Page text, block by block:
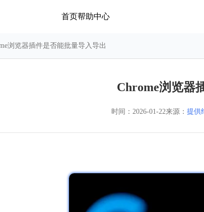
首页帮助中心
浏览器插件是否能批量导入导出
Chrome浏览器
时间： 2026-01-22来源： 提供